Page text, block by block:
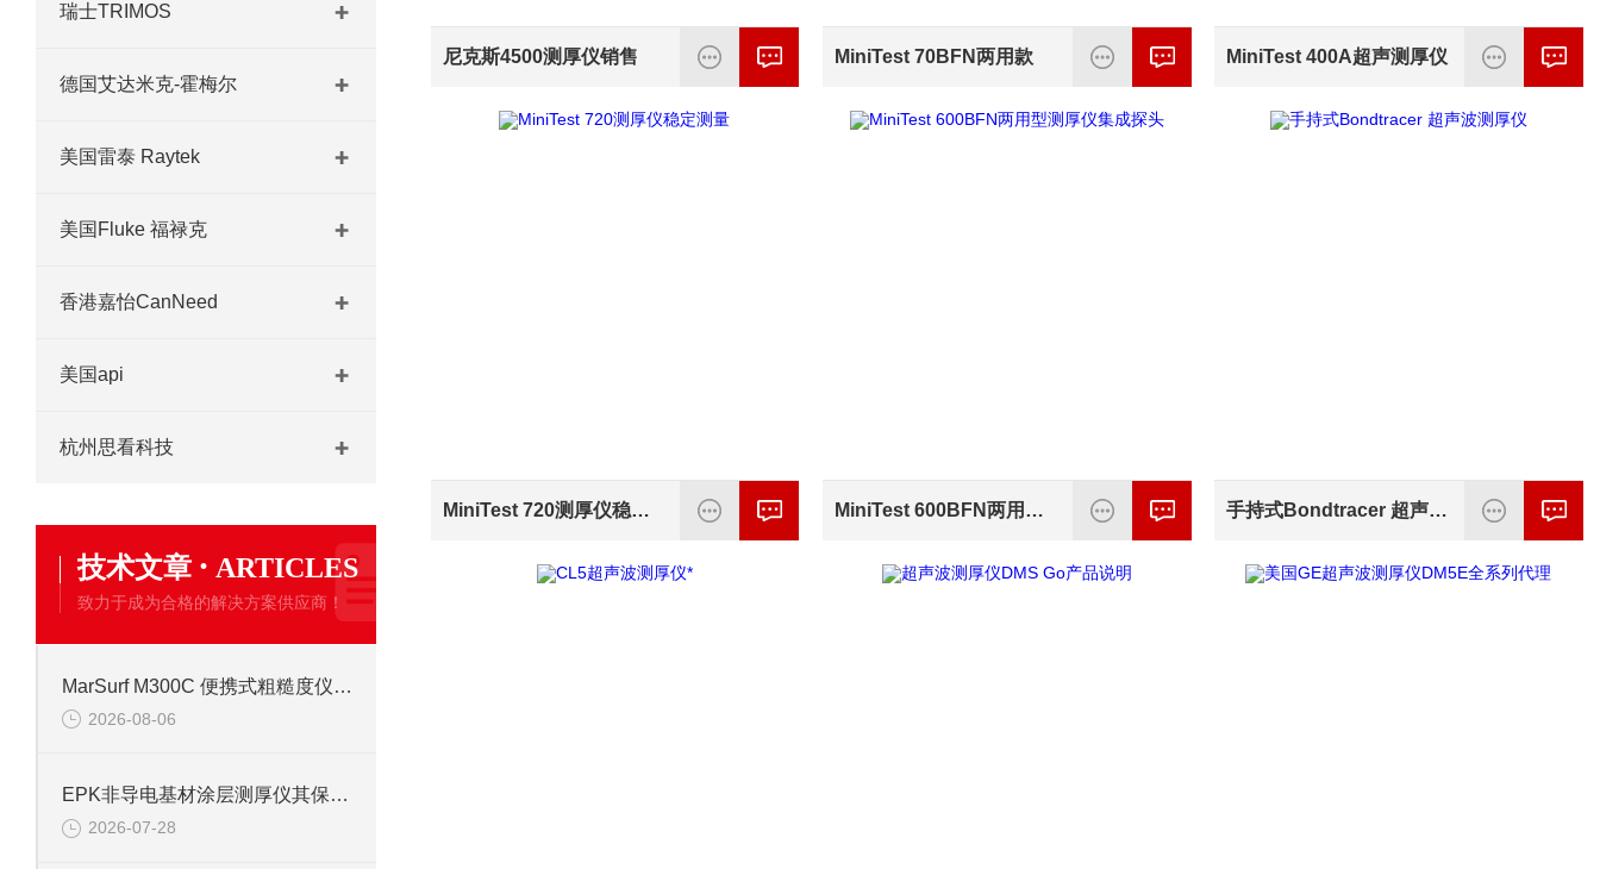
瑞士TRIMOS
德国艾达米克-霍梅尔
美国雷泰 Raytek
美国Fluke 福禄克
香港嘉怡CanNeed
美国api
杭州思看科技
技术文章 · ARTICLES
致力于成为合格的解决方案供应商！
MarSurf M300C 便携式粗糙度仪操作说明
2026-08-06
EPK非导电基材涂层测厚仪其保养需从以下方面入手
2026-07-28
尼克斯4500测厚仪销售 MiniTest 70BFN两用款 MiniTest 400A超声测厚仪
MiniTest 720测厚仪稳定测量 MiniTest 600BFN两用型测厚仪集成探头 手持式Bondtracer 超声波测厚仪